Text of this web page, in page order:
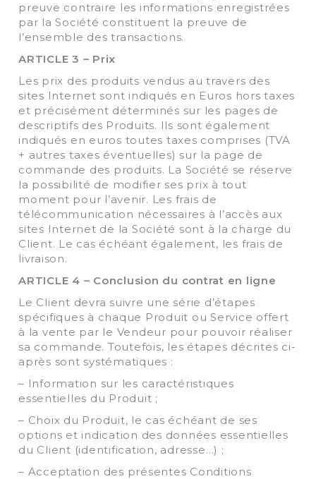
preuve contraire les informations enregistrées
par la Société constituent la preuve de
l’ensemble des transactions.
ARTICLE 3 – Prix
Les prix des produits vendus au travers des
sites Internet sont indiqués en Euros hors taxes
et précisément déterminés sur les pages de
descriptifs des Produits. Ils sont également
indiqués en euros toutes taxes comprises (TVA
+ autres taxes éventuelles) sur la page de
commande des produits. La Société se réserve
la possibilité de modifier ses prix à tout
moment pour l’avenir. Les frais de
télécommunication nécessaires à l’accès aux
sites Internet de la Société sont à la charge du
Client. Le cas échéant également, les frais de
livraison.
ARTICLE 4 – Conclusion du contrat en ligne
Le Client devra suivre une série d’étapes
spécifiques à chaque Produit ou Service offert
à la vente par le Vendeur pour pouvoir réaliser
sa commande. Toutefois, les étapes décrites ci-
après sont systématiques :
– Information sur les caractéristiques
essentielles du Produit ;
– Choix du Produit, le cas échéant de ses
options et indication des données essentielles
du Client (identification, adresse…) ;
– Acceptation des présentes Conditions